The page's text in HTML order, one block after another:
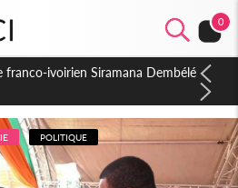
0
neutralisés, le Mindef
des civils
POLITIQUE